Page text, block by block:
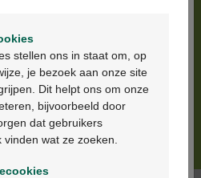
met onze expertise
motivatie >
artikel >
het nederlands
en français
stellen ons in staat om, op
je bezoek aan onze site
Dit helpt ons om onze
bijvoorbeeld door
dat gebruikers
vinden wat ze zoeken.